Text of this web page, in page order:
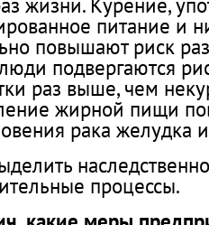
питание и
повышают риск
подвергаются
раз выше, чем
жирной пищи
рака желудка
процессы.